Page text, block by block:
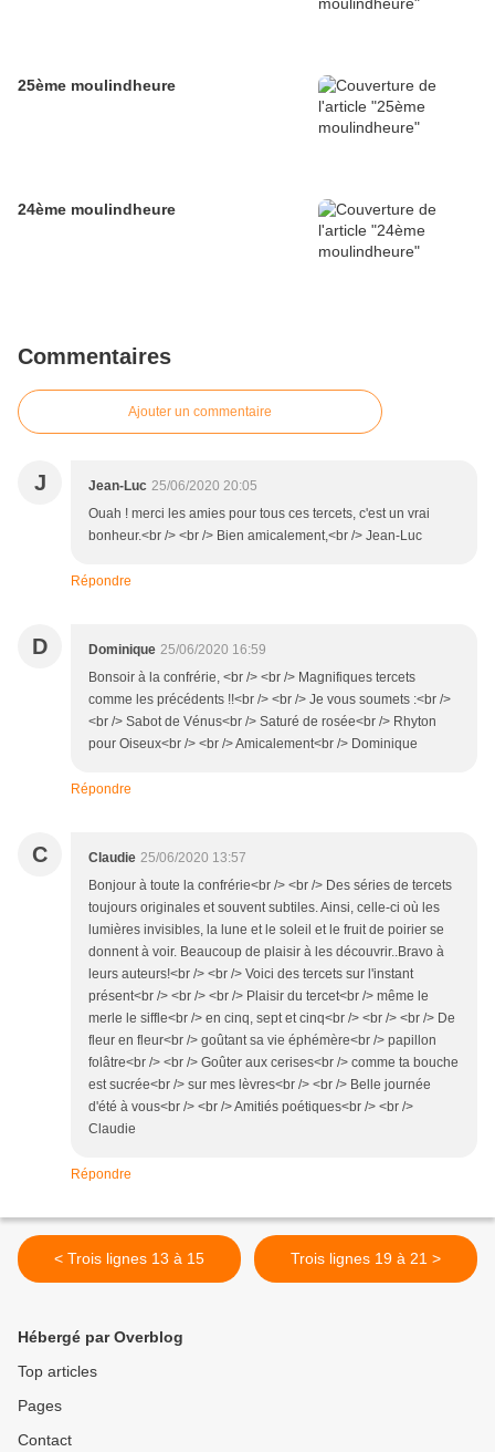
25ème moulindheure
24ème moulindheure
Commentaires
Ajouter un commentaire
J Jean-Luc 25/06/2020 20:05
Ouah ! merci les amies pour tous ces tercets, c'est un vrai
bonheur.<br /> <br /> Bien amicalement,<br /> Jean-Luc
Répondre
D Dominique 25/06/2020 16:59
Bonsoir à la confrérie, <br /> <br /> Magnifiques tercets
comme les précédents !!<br /> <br /> Je vous soumets :<br />
<br /> Sabot de Vénus<br /> Saturé de rosée<br /> Rhyton
pour Oiseux<br /> <br /> Amicalement<br /> Dominique
Répondre
C Claudie 25/06/2020 13:57
Bonjour à toute la confrérie<br /> <br /> Des séries de tercets
toujours originales et souvent subtiles. Ainsi, celle-ci où les
lumières invisibles, la lune et le soleil et le fruit de poirier se
donnent à voir. Beaucoup de plaisir à les découvrir..Bravo à
leurs auteurs!<br /> <br /> Voici des tercets sur l'instant
présent<br /> <br /> <br /> Plaisir du tercet<br /> même le
merle le siffle<br /> en cinq, sept et cinq<br /> <br /> <br /> De
fleur en fleur<br /> goûtant sa vie éphémère<br /> papillon
folâtre<br /> <br /> Goûter aux cerises<br /> comme ta bouche
est sucrée<br /> sur mes lèvres<br /> <br /> Belle journée
d'été à vous<br /> <br /> Amitiés poétiques<br /> <br />
Claudie
Répondre
< Trois lignes 13 à 15 Trois lignes 19 à 21 >
Hébergé par Overblog
Top articles
Pages
Contact